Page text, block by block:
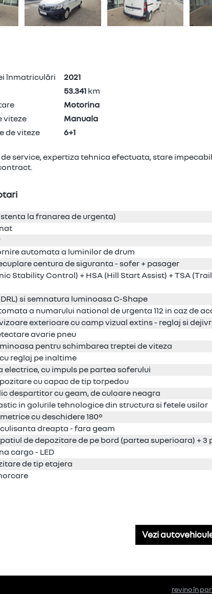
înmatriculări
2021
53.341 km
Motorina
viteze
Manuala
de viteze
6+1
service, expertiza tehnica efectuata, stare
la franarea de urgenta)
automata a luminilor de drum
centura de siguranta - sofer + pasager
Stability Control) + HSA (Hill Start Assist) + TSA
si semnatura luminoasa C-Shape
a numarului national de urgenta 112 in caz de
exterioare cu camp vizual extins - reglaj si
avarie pneu
pentru schimbarea treptei de viteza
reglaj pe inaltime
electrice, cu impuls pe partea soferului
cu capac de tip torpedou
despartitor cu geam, de culoare neagra
in golurile tehnologice din structura si fetele usilor
cu deschidere 180°
dreapta - fara geam
de depozitare de pe bord (partea superioara) + 3
cargo - LED
de tip etajera
Vezi
revino în